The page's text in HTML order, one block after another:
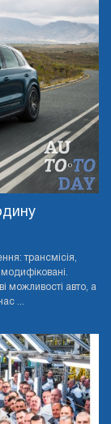
трансмісія,
можливості авто, а
...